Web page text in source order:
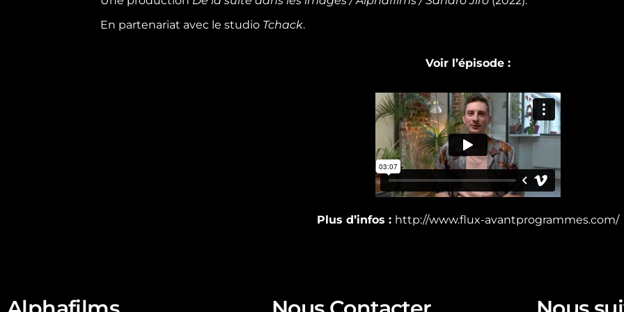
En partenariat avec le studio Tchack.
Voir l’épisode :
Plus d’infos : http://www.flux-avantprogrammes.com/